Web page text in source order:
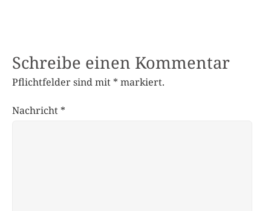
Schreibe einen Kommentar
Pflichtfelder sind mit * markiert.
Nachricht *